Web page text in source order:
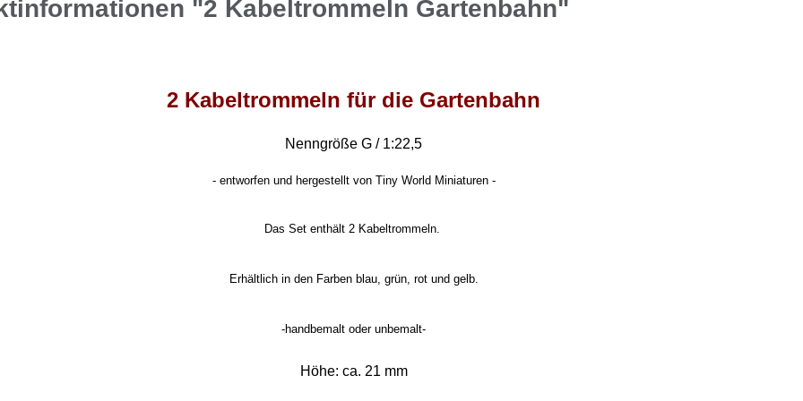
"2 Kabeltrommeln Gartenbahn"
2 Kabeltrommeln für die Gartenbahn
Nenngröße G / 1:22,5
- entworfen und hergestellt von Tiny World Miniaturen -
Das Set enthält 2 Kabeltrommeln.
Erhältlich in den Farben blau, grün, rot und gelb.
-handbemalt oder unbemalt-
Höhe: ca. 21 mm